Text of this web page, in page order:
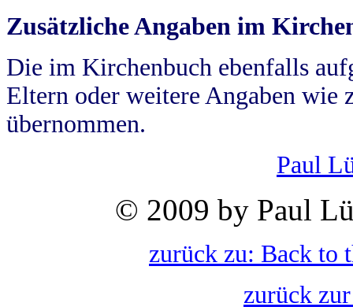
Zusätzliche Angaben im
Die im Kirchenbuch ebenfalls
Eltern oder weitere Angaben wie
übernommen.
Paul
© 2009 by Paul
zurück zu: Back to
zurück